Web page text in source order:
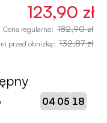
123,90 zł
Cena regularna: 182,90 zł
przed obniżką: 132,87 zł
04 :05 17